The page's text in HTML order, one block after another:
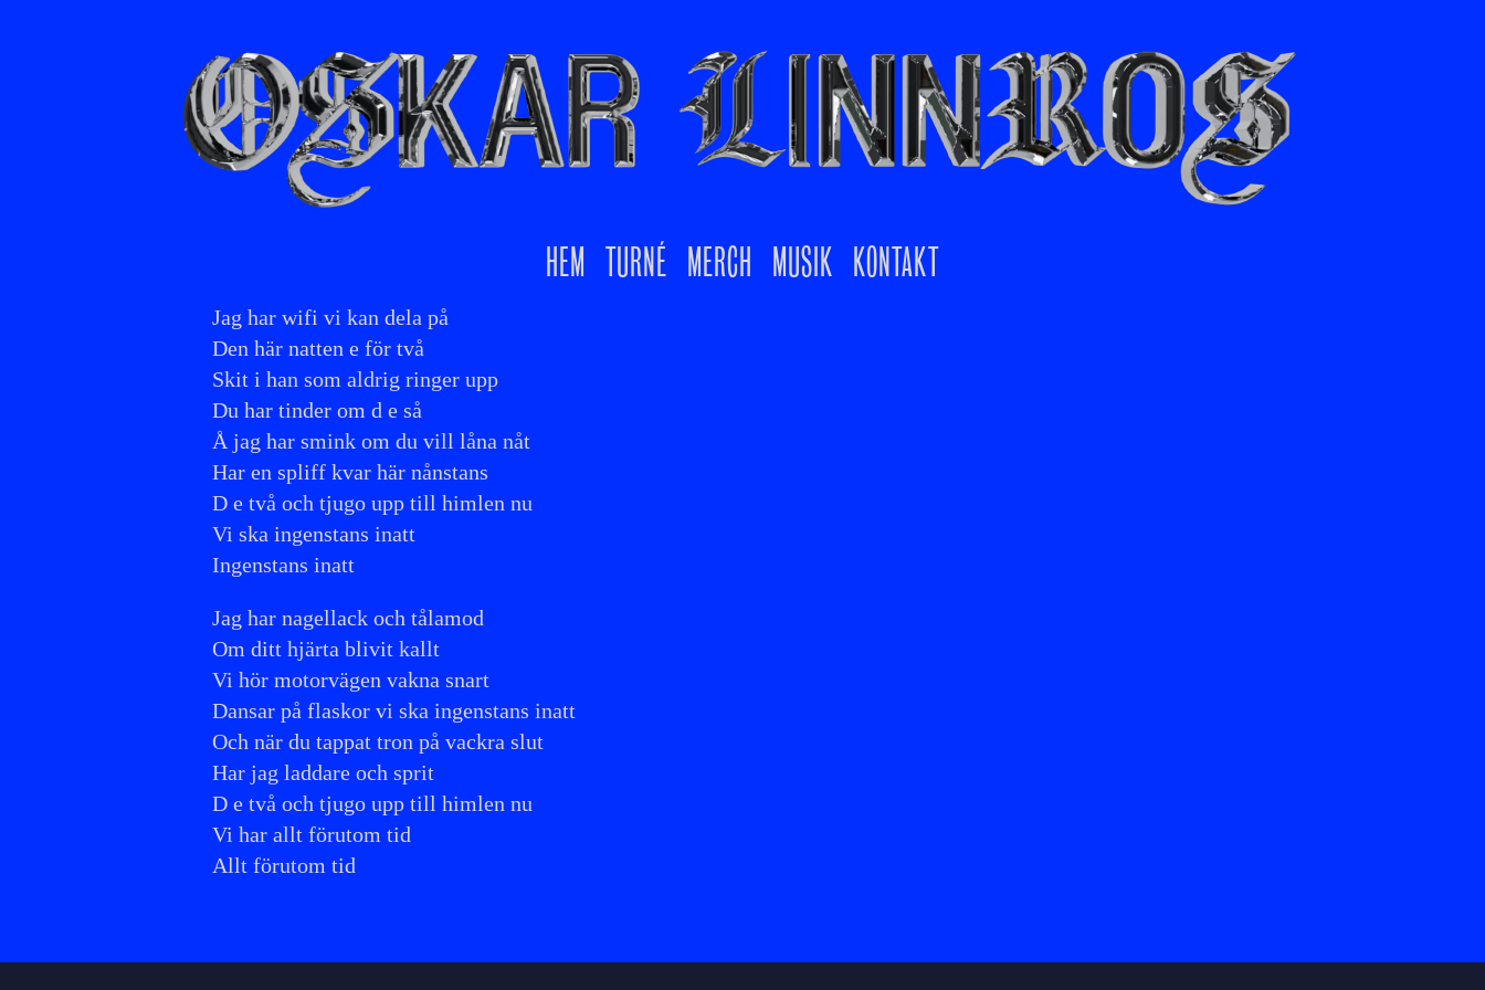
HEM TURNÉ MERCH MUSIK KONTAKT
Jag har wifi vi kan dela på
Den här natten e för två
Skit i han som aldrig ringer upp
Du har tinder om d e så
Å jag har smink om du vill låna nåt
Har en spliff kvar här nånstans
D e två och tjugo upp till himlen nu
Vi ska ingenstans inatt
Ingenstans inatt
Jag har nagellack och tålamod
Om ditt hjärta blivit kallt
Vi hör motorvägen vakna snart
Dansar på flaskor vi ska ingenstans inatt
Och när du tappat tron på vackra slut
Har jag laddare och sprit
D e två och tjugo upp till himlen nu
Vi har allt förutom tid
Allt förutom tid